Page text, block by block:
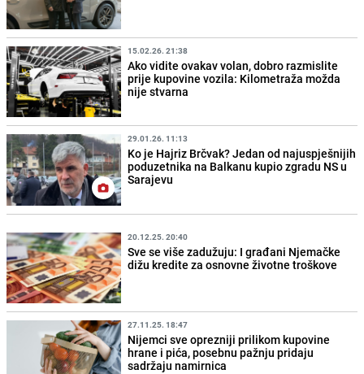
15.02.26. 21:38
Ako vidite ovakav volan, dobro razmislite
prije kupovine vozila: Kilometraža možda
nije stvarna
29.01.26. 11:13
Ko je Hajriz Brčvak? Jedan od najuspješnijih
poduzetnika na Balkanu kupio zgradu NS u
Sarajevu
20.12.25. 20:40
Sve se više zadužuju: I građani Njemačke
dižu kredite za osnovne životne troškove
27.11.25. 18:47
Nijemci sve oprezniji prilikom kupovine
hrane i pića, posebnu pažnju pridaju
sadržaju namirnica